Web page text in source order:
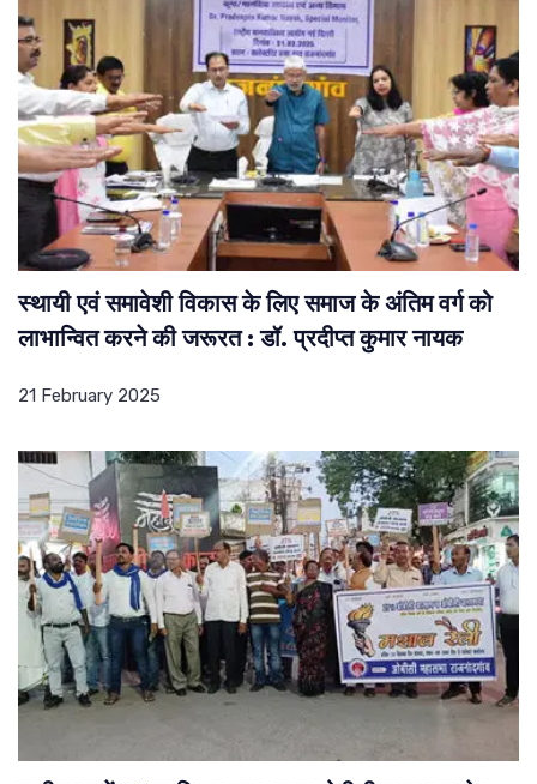
स्थायी एवं समावेशी विकास के लिए समाज के अंतिम वर्ग को
लाभान्वित करने की जरूरत : डॉ. प्रदीप्त कुमार नायक
21 February 2025